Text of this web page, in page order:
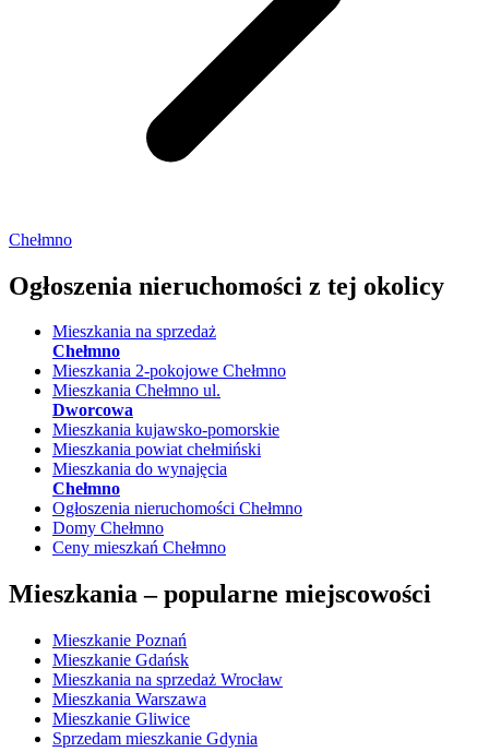
Chełmno
Ogłoszenia nieruchomości z tej okolicy
Mieszkania na sprzedaż
Chełmno
Mieszkania 2-pokojowe Chełmno
Mieszkania Chełmno ul.
Dworcowa
Mieszkania kujawsko-pomorskie
Mieszkania powiat chełmiński
Mieszkania do wynajęcia
Chełmno
Ogłoszenia nieruchomości Chełmno
Domy Chełmno
Ceny mieszkań Chełmno
Mieszkania –popularne miejscowości
Mieszkanie Poznań
Mieszkanie Gdańsk
Mieszkania na sprzedaż Wrocław
Mieszkania Warszawa
Mieszkanie Gliwice
Sprzedam mieszkanie Gdynia